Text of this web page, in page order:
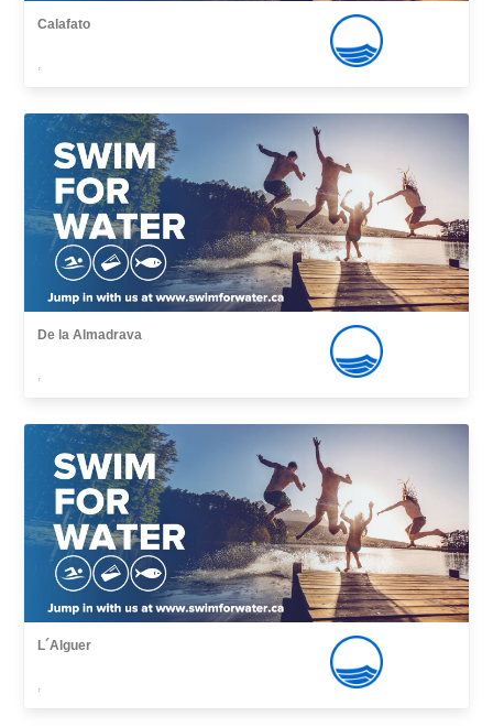
Calafato
,
De la Almadrava
,
L´Alguer
,